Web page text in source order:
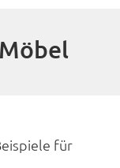
für